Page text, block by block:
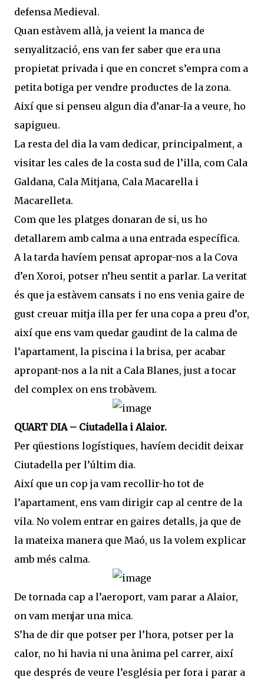
defensa Medieval.
Quan estàvem allà, ja veient la manca de
senyalització, ens van fer saber que era una
propietat privada i que en concret s’empra com a
petita botiga per vendre productes de la zona.
Així que si penseu algun dia d’anar-la a veure, ho
sapigueu.
La resta del dia la vam dedicar, principalment, a
visitar les cales de la costa sud de l’illa, com Cala
Galdana, Cala Mitjana, Cala Macarella i
Macarelleta.
Com que les platges donaran de si, us ho
detallarem amb calma a una entrada específica.
A la tarda havíem pensat apropar-nos a la Cova
d’en Xoroi, potser n’heu sentit a parlar. La veritat
és que ja estàvem cansats i no ens venia gaire de
gust creuar mitja illa per fer una copa a preu d’or,
així que ens vam quedar gaudint de la calma de
l’apartament, la piscina i la brisa, per acabar
apropant-nos a la nit a Cala Blanes, just a tocar
del complex on ens trobàvem.
QUART DIA – Ciutadella i Alaior.
Per qüestions logístiques, havíem decidit deixar
Ciutadella per l’últim dia.
Així que un cop ja vam recollir-ho tot de
l’apartament, ens vam dirigir cap al centre de la
vila. No volem entrar en gaires detalls, ja que de
la mateixa manera que Maó, us la volem explicar
amb més calma.
De tornada cap a l’aeroport, vam parar a Alaior,
on vam menjar una mica.
S’ha de dir que potser per l’hora, potser per la
calor, no hi havia ni una ànima pel carrer, així
que després de veure l’església per fora i parar a